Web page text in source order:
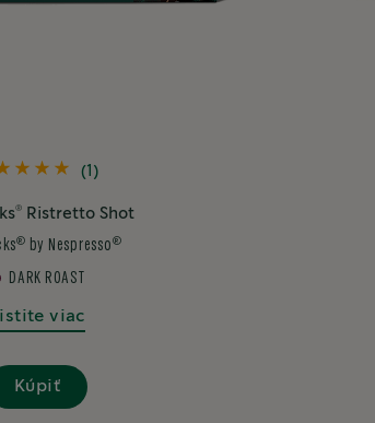
(1)
® Ristretto Shot
® by Nespresso ®
DARK ROAST
Kúpiť
viac